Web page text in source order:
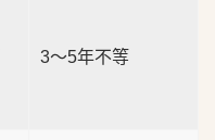
3～5年不等